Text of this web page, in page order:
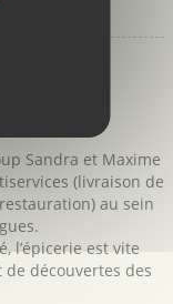
Sandra et Maxime
(livraison de
au sein
l’épicerie est vite
découvertes des